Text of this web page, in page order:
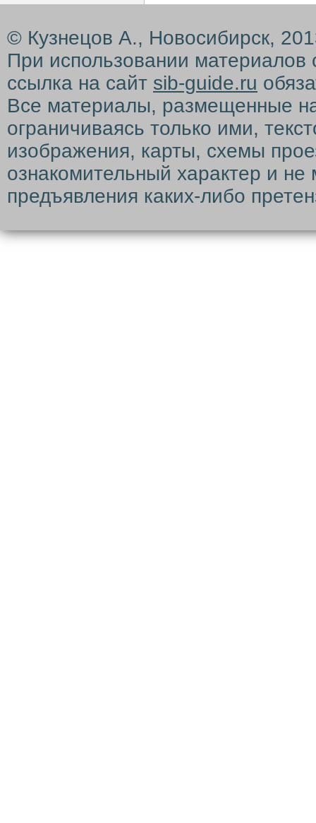
© Кузнецов А., Новосибирск,
При использовании материалов
ссылка на сайт sib-guide.ru
Все материалы, размещенные
ограничиваясь только ими,
изображения, карты, схемы
ознакомительный характер и
предъявления каких-либо